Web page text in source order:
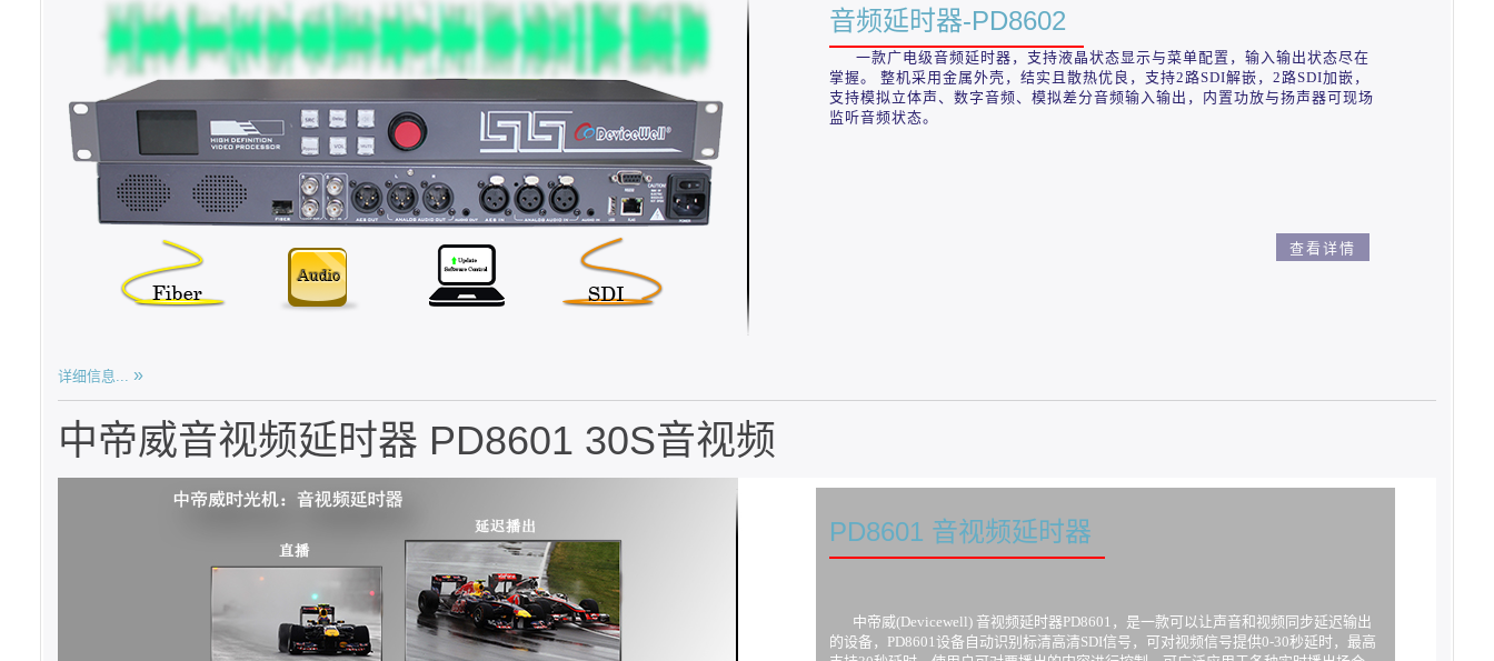
音频延时器-PD8602
一款广电级音频延时器，支持液晶状态显示与菜单配置，输入输出状态尽在
掌握。 整机采用金属外壳，结实且散热优良，支持2路SDI解嵌，2路SDI加嵌，
支持模拟立体声、数字音频、模拟差分音频输入输出，内置功放与扬声器可现场
监听音频状态。
查看详情
详细信息...
中帝威音视频延时器 PD8601 30S音视频
PD8601 音视频延时器
中帝威(Devicewell) 音视频延时器PD8601，是一款可以让声音和视频同步延迟输出
的设备，PD8601设备自动识别标清高清SDI信号，可对视频信号提供0-30秒延时，最高